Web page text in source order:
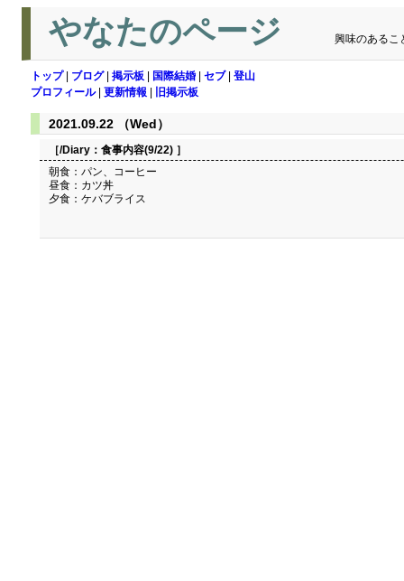
やなたのページ 興味のあるこ
トップ| ブログ| 掲示板 国際結婚 セブ| 登山
プロフィール| 更新情報 旧掲示板
2021.09.22 （Wed）
［/Diary： 食事内容(9/22) ］
朝食：パン、コーヒー
昼食：カツ丼
夕食：ケバブライス